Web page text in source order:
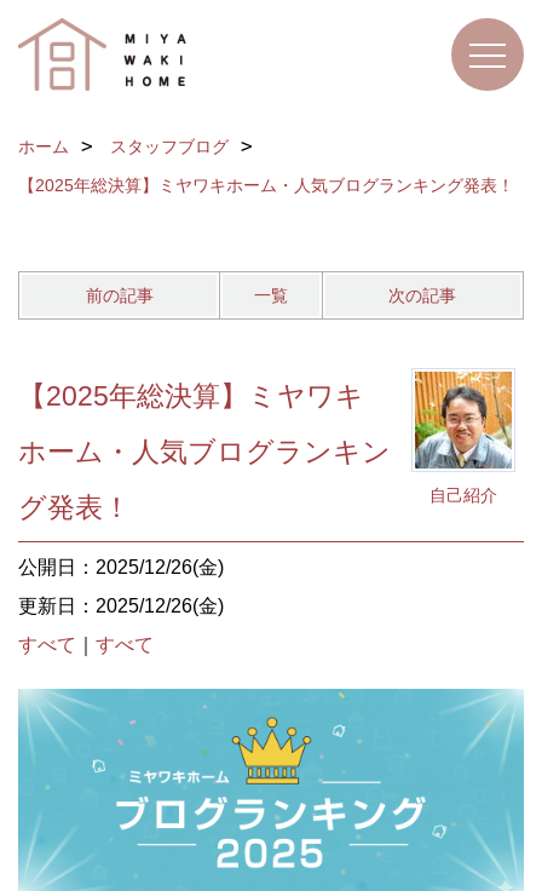
ホーム
スタッフブログ
【2025年総決算】ミヤワキホーム・人気ブログランキング発表！
前の記事 一覧 次の記事
自己紹介
【2025年総決算】ミヤワキ
ホーム・人気ブログランキン
グ発表！
公開日：2025/12/26(金)
更新日：2025/12/26(金)
すべて
すべて